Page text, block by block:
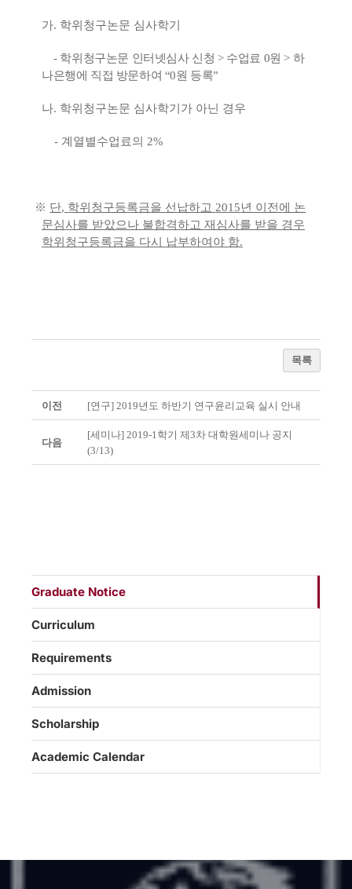
가. 학위청구논문 심사학기
- 학위청구논문 인터넷심사 신청> 수업료 0원> 하
나은행에 직접 방문하여 “0원 등록”
나. 학위청구논문 심사학기가 아닌 경우
- 계열별수업료의 2%
※ 단, 학위청구등록금을 선납하고2015년 이전에 논
문심사를 받았으나 불합격하고 재심사를 받을 경우
학위청구등록금을 다시 납부하여야 함.
목록
이전 [연구] 2019년도 하반기 연구윤리교육 실시 안내
다음
[세미나] 2019-1학기 제3차 대학원세미나 공지
(3/13)
Graduate Notice
Curriculum
Requirements
Admission
Scholarship
Academic Calendar